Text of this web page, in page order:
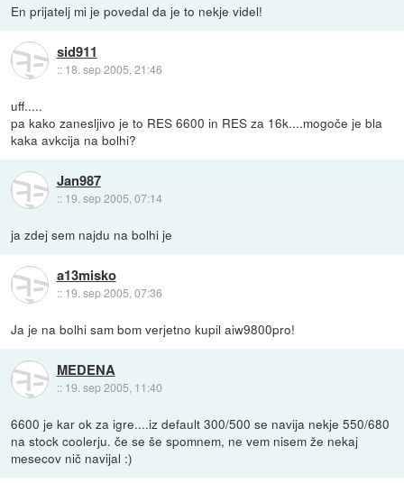
En prijatelj mi je povedal da je to nekje videl!
sid911
:: 18. sep 2005, 21:46
uff.....
pa kako zanesljivo je to RES 6600 in RES za 16k....mogoče je bla
kaka avkcija na bolhi?
Jan987
:: 19. sep 2005, 07:14
ja zdej sem najdu na bolhi je
a13misko
:: 19. sep 2005, 07:36
Ja je na bolhi sam bom verjetno kupil aiw9800pro!
MEDENA
:: 19. sep 2005, 11:40
6600 je kar ok za igre....iz default 300/500 se navija nekje 550/680
na stock coolerju. če se še spomnem, ne vem nisem že nekaj
mesecov nič navijal :)